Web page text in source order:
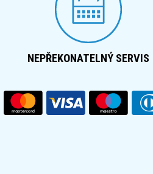
NEPŘEKONATELNÝ SERVIS